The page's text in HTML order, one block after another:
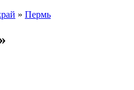
» Пермь